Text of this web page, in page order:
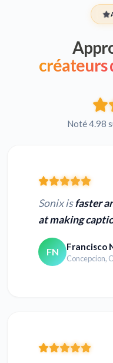
créateurs
Noté 4.98
Sonix isfaster
at making
FN Francisco
Concepcion,